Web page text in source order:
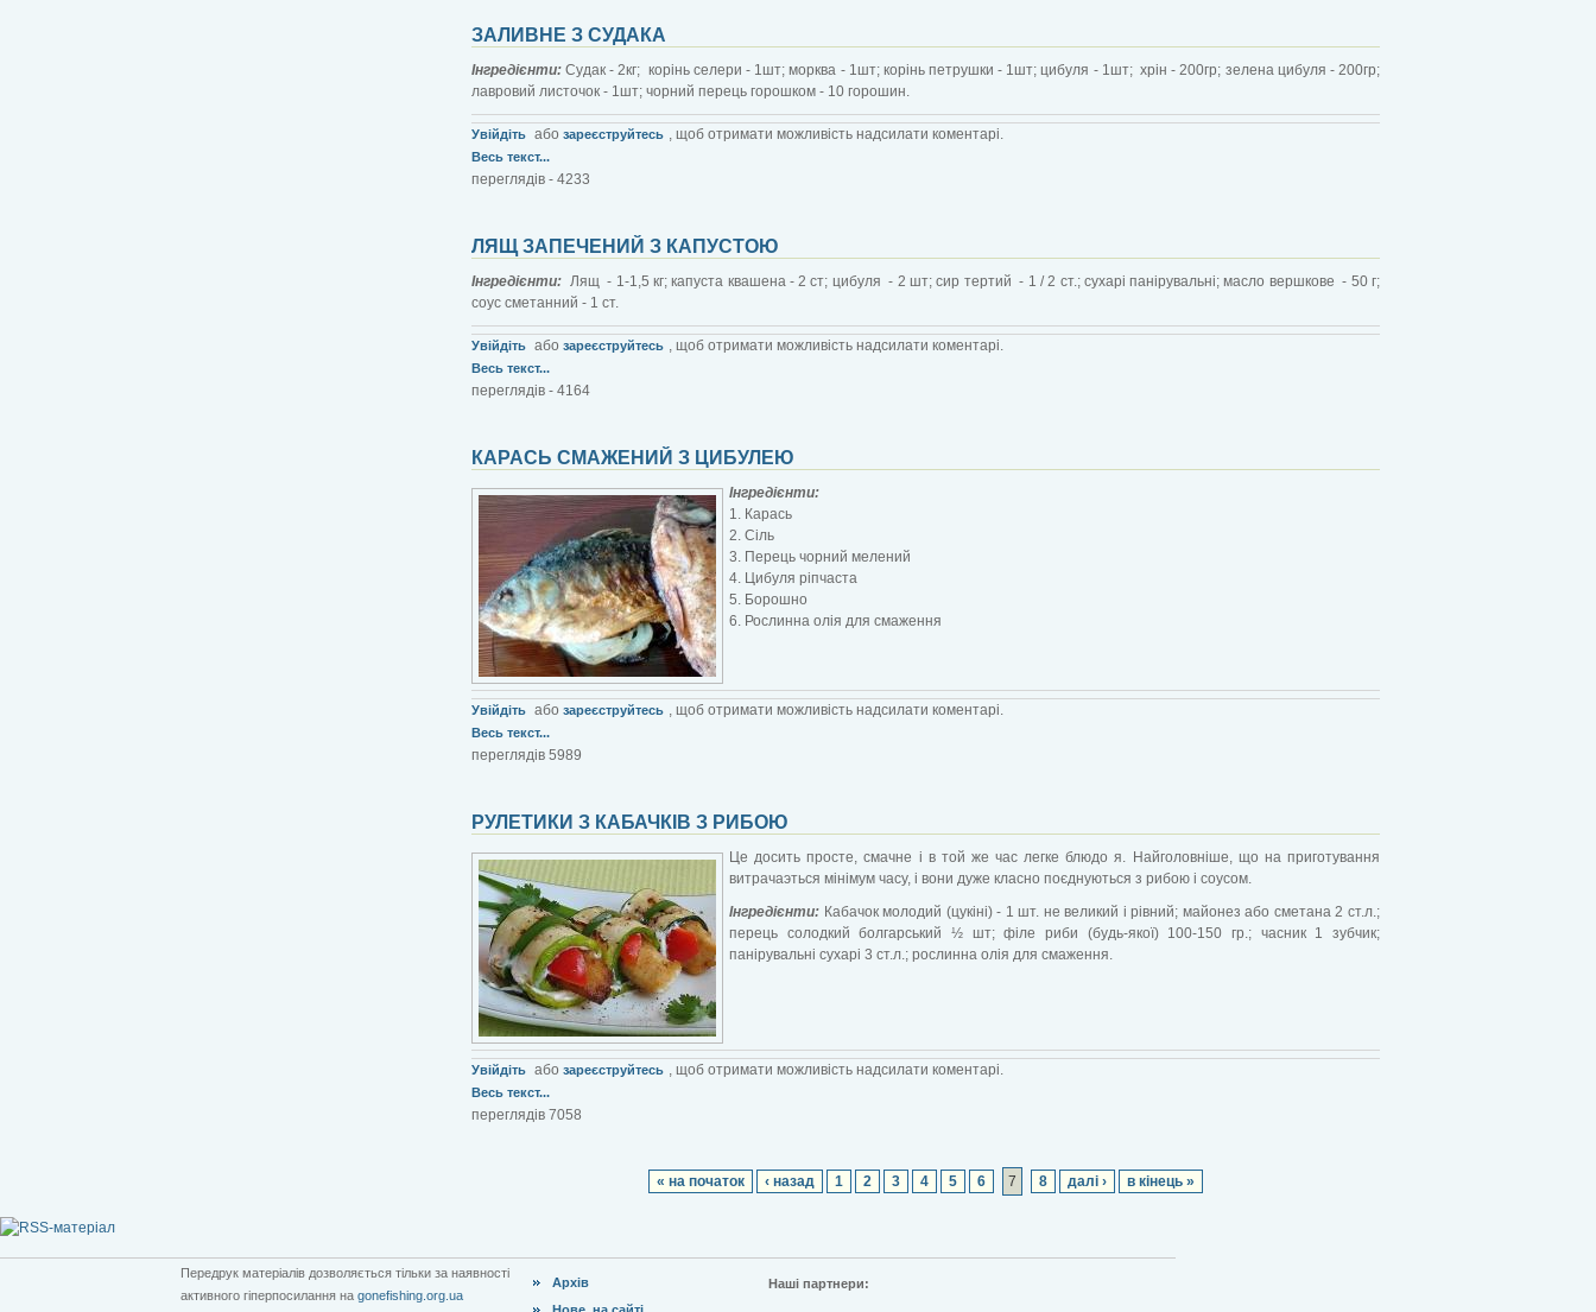
ЗАЛИВНЕ З СУДАКА
Інгредієнти:Судак - 2кг; корінь селери - 1шт; морква - 1шт; корінь петрушки - 1шт; цибуля - 1шт; хрін - 200гр; зелена цибуля - 200гр;
лавровий листочок - 1шт; чорний перець горошком - 10 горошин.
Увійдіть або зареєструйтесь , щоб отримати можливість надсилати коментарі.
Весь текст...
переглядів - 4233
ЛЯЩ ЗАПЕЧЕНИЙ З КАПУСТОЮ
Інгредієнти: Лящ - 1-1,5 кг; капуста квашена - 2 ст; цибуля - 2 шт; сир тертий - 1 / 2 ст.; сухарі панірувальні; масло вершкове - 50 г;
соус сметанний - 1 ст.
Увійдіть або зареєструйтесь , щоб отримати можливість надсилати коментарі.
Весь текст...
переглядів - 4164
КАРАСЬ СМАЖЕНИЙ З ЦИБУЛЕЮ
Інгредієнти:
1. Карась
2. Сіль
3. Перець чорний мелений
4. Цибуля ріпчаста
5. Борошно
6. Рослинна олія для смаження
Увійдіть або зареєструйтесь , щоб отримати можливість надсилати коментарі.
Весь текст...
переглядів 5989
РУЛЕТИКИ З КАБАЧКІВ З РИБОЮ
Це досить просте, смачне і в той же час легке блюдо я. Найголовніше, що на приготування
витрачаэться мінімум часу, і вони дуже класно поєднуються з рибою і соусом.
Інгредієнти: Кабачок молодий (цукіні) - 1 шт. не великий і рівний; майонез або сметана 2 ст.л.;
перець солодкий болгарський ½ шт; філе риби (будь-якої) 100-150 гр.; часник 1 зубчик;
панірувальні сухарі 3 ст.л.; рослинна олія для смаження.
Увійдіть або зареєструйтесь , щоб отримати можливість надсилати коментарі.
Весь текст...
переглядів 7058
« на початок ‹ назад 1 2 3 4 5 6 7 8 далі › в кінець »
Передрук матеріалів дозволяється тільки за наявності
активного гіперпосилання на gonefishing.org.ua
Архів
Наші партнери: